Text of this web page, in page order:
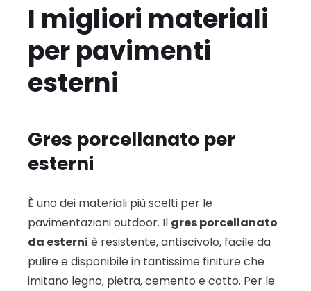
I migliori materiali
per pavimenti
esterni
Gres porcellanato per
esterni
È uno dei materiali più scelti per le
pavimentazioni outdoor. Il gres porcellanato
da esterni è resistente, antiscivolo, facile da
pulire e disponibile in tantissime finiture che
imitano legno, pietra, cemento e cotto. Per le